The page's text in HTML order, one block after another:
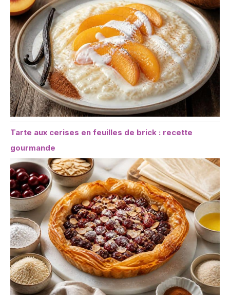
Tarte aux cerises en feuilles de brick : recette
gourmande